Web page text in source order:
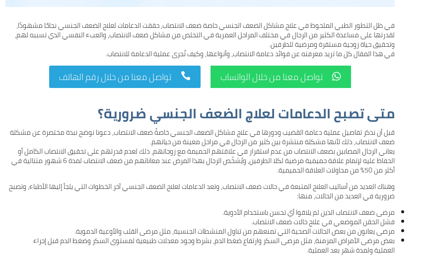
في ظل التطور الطبي الملحوظ في علاج مشاكل الضعف الجنسي خاصة ضعف الانتصاب، حققت الدعامات لعلاج الضعف الجنسي نجاحًا مشهودًا،
لقدرتها على مساعدة الكثير من الرجال في مختلف المراحل العمرية في التخلص من مشاكل ضعف الانتصاب، والعبء النفسي الذي تسببه لهم،
وتحقيق حياة زوجية مستقرة ومرضية للطرفين.
في هذا المقال كل ما تريد معرفته عن فوائد دعامة الانتصاب، وأنواعها، وكيف تُجرى عملية الدعامة للانتصاب.
تواصل معنا من خلال رقم الهاتف  تواصل معنا من خلال الواتساب 
متى تصبح الدعامات لعلاج الضعف الجنسي ضرورية؟
قبل أن نذكر تفاصيل عمليةدعامة القضيبودورها في علاج مشاكل الضعف الجنسي خاصةً ضعف الانتصاب، دعونا نوضح نبذة مختصرة عن مشكلة
ضعف الانتصاب، ذلك لأنها مشكلة منتشرة بين كثير من الرجال في مراحل معينة من حياتهم.
يعاني الرجال المصابين بضعف الانتصاب من عدم استقرار في علاقتهم الحميمة مع زوجاتهم، ذلك لعدم قدرتهم على تحقيق الانتصاب الكامل أو
الحفاظ عليه لإتمام علاقة حميمية مرضية لكلا الطرفين، ويُشخّص الرجال بهذا المرض عند معاناتهم من ضعف الانتصاب لمدة 6 شهور متتالية في
أكثر من 50% من محاولات العلاقة الحميمية.
وهناك العديد من أساليب العلاج المتبعة في حالات ضعف الانتصاب، وتعد الدعامات لعلاج الضعف الجنسي آخر الخطوات التي يلجأ إليها الأطباء، وتصبح
ضرورية في العديد من الحالات، منها:
مرضى ضعف الانتصاب الذين لم يلاقوا أي تحسن باستخدام الأدوية.
فشل الحقن الموضعي في علاج حالات ضعف الانتصاب.
مرضى يعانون من بعض الحالات الصحية التي تمنعهم من تناول المنشطات الجنسية، مثل مرضى القلب والأوعية الدموية.
بعض مرضى الأمراض المزمنة، مثل مرضى السكر وارتفاع ضغط الدم، بشرط وجود معدلات طبيعية لمستوى السكر وضغط الدم قبل إجراء
العملية ولمدة شهر بعد العملية.